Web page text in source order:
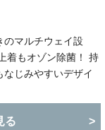
のマルチウェイ設
着もオゾン除菌！ 持
じみやすいデザイ
る